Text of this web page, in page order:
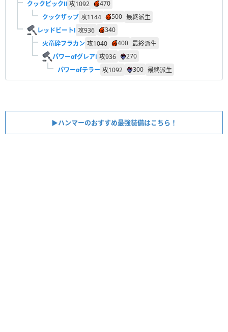
クックピックⅡ 攻1092
470
クックザップ 攻1144 500 最終派生
レッドビートⅠ 攻936
340
火竜砕フラカン 攻1040 400 最終派生
パワーofグレアⅠ 攻936
270
パワーofテラー 攻1092 300 最終派生
▶︎ハンマーのおすすめ最強装備はこちら！